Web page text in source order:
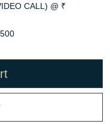
CALL) @ ₹